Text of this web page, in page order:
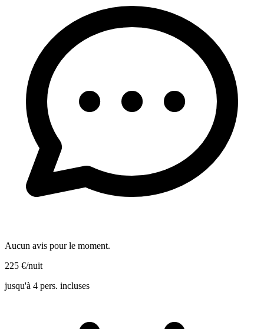
Aucun avis pour le moment.
225 €/nuit
jusqu'à 4 pers. incluses